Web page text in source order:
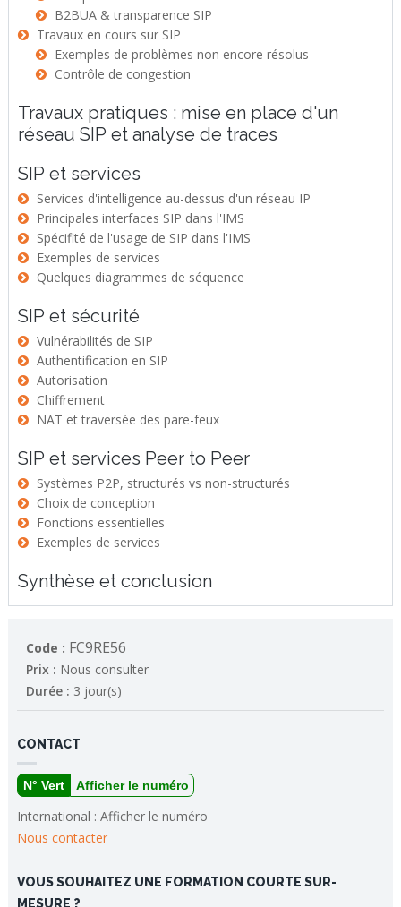
B2BUA & transparence SIP
Travaux en cours sur SIP
Exemples de problèmes non encore résolus
Contrôle de congestion
Travaux pratiques : mise en place d'un
réseau SIP et analyse de traces
SIP et services
Services d'intelligence au-dessus d'un réseau IP
Principales interfaces SIP dans l'IMS
Spécifité de l'usage de SIP dans l'IMS
Exemples de services
Quelques diagrammes de séquence
SIP et sécurité
Vulnérabilités de SIP
Authentification en SIP
Autorisation
Chiffrement
NAT et traversée des pare-feux
SIP et services Peer to Peer
Systèmes P2P, structurés vs non-structurés
Choix de conception
Fonctions essentielles
Exemples de services
Synthèse et conclusion
Code : FC9RE56
Prix : Nous consulter
Durée : 3 jour(s)
CONTACT
N° Vert Afficher le numéro
International : Afficher le numéro
Nous contacter
VOUS SOUHAITEZ UNE FORMATION COURTE SUR-
MESURE ?